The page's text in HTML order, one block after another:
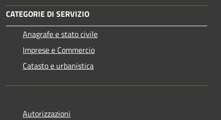
CATEGORIE DI SERVIZIO
Anagrafe e stato civile
Imprese e Commercio
Catasto e urbanistica
Autorizzazioni